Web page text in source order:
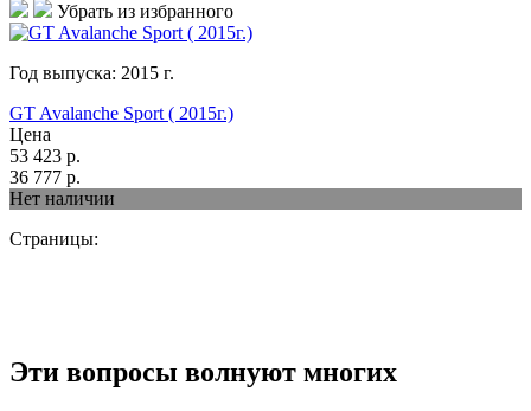
Убрать из избранного
Год выпуска: 2015 г.
GT Avalanche Sport ( 2015г.)
Цена
53 423 р.
36 777 р.
Нет наличии
Страницы:
Эти вопросы волнуют многих